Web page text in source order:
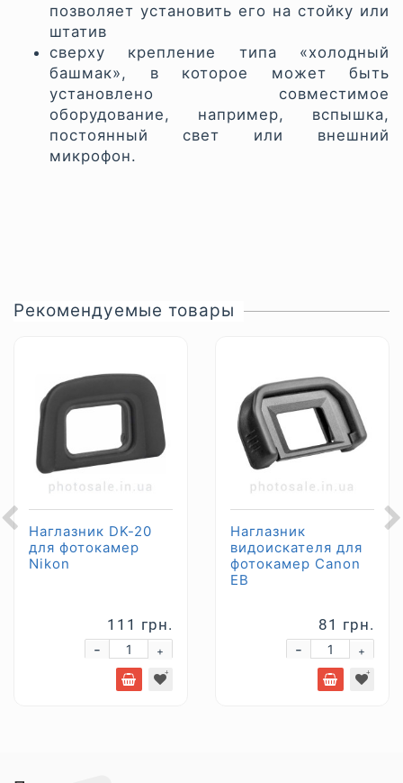
позволяет установить его на стойку или
штатив
сверху крепление типа «холодный
башмак», в которое может быть
установлено совместимое
оборудование, например, вспышка,
постоянный свет или внешний
микрофон.
Рекомендуемые товары
Наглазник DK-20
для фотокамер
Nikon
111 грн.
+
-
Наглазник
видоискателя для
фотокамер Canon
EB
81 грн.
+
-